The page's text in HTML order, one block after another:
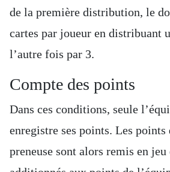
de la première distribution, le
cartes par joueur en distribuant
l’autre fois par 3.
Compte des points
Dans ces conditions, seule
enregistre ses points. Les points
preneuse sont alors remis en